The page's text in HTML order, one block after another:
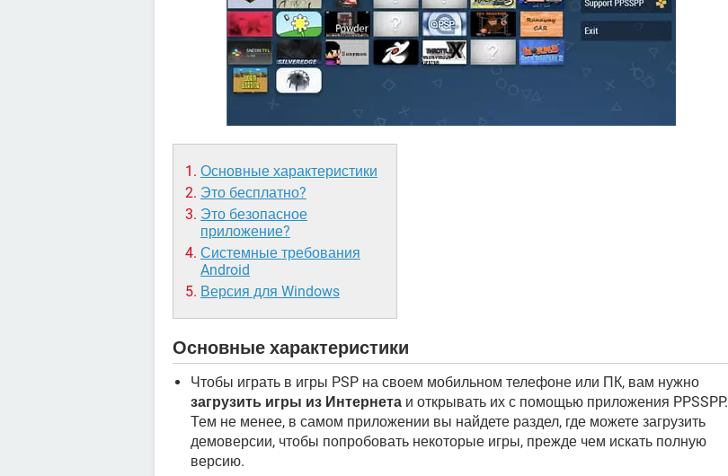
Основные характеристики
Это бесплатно?
Это безопасное
приложение?
Системные требования
Android
Версия для Windows
Основные характеристики
Чтобы играть в игры PSP на своем мобильном телефоне или ПК, вам нужно
загрузить игры из Интернета и открывать их с помощью приложения PPSSPP.
Тем не менее, в самом приложении вы найдете раздел, где можете загрузить
демоверсии, чтобы попробовать некоторые игры, прежде чем искать полную
версию.